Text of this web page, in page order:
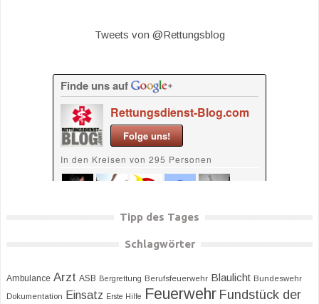
Tweets von @Rettungsblog
Tipp des Tages
Schlagwörter
Ambulance Arzt ASB Bergrettung Berufsfeuerwehr Blaulicht Bundeswehr
Dokumentation Einsatz Erste Hilfe Feuerwehr Fundstück der